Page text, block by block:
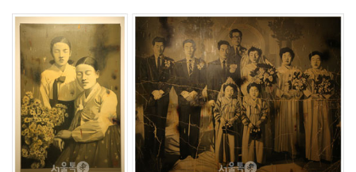
포
털
U
R
L
복
사
공
유
하
기
기
크
변
경
하
기
기
작
변
하
기